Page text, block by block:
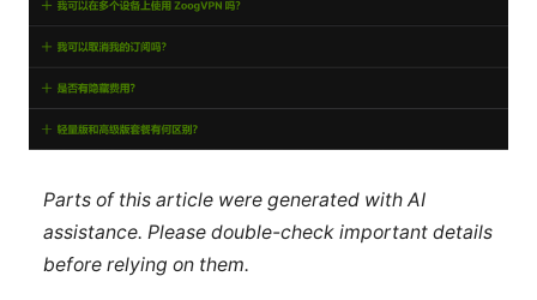
Parts of this article were generated with AI
assistance. Please double-check important details
before relying on them.